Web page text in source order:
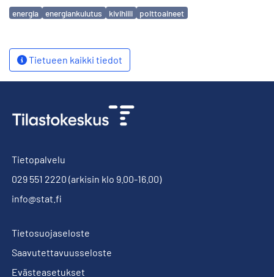
Avainsanat
energia energiankulutus kivihiili polttoaineet
Tietueen kaikki tiedot
Tietopalvelu
029 551 2220 (arkisin klo 9.00-16.00)
info@stat.fi
Tietosuojaseloste
Saavutettavuusseloste
Evästeasetukset